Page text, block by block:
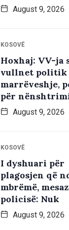
August 9, 2026
KOSOVË
Hoxhaj: VV-ja
vullnet politik
marrëveshje,
për
August 9, 2026
KOSOVË
I dyshuari për
plagosjen që
mbrëmë,
policisë: Nuk
August 9, 2026